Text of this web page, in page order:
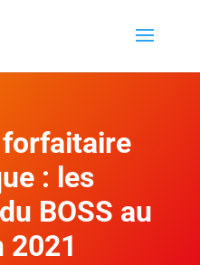
: les
BOSS au
2021